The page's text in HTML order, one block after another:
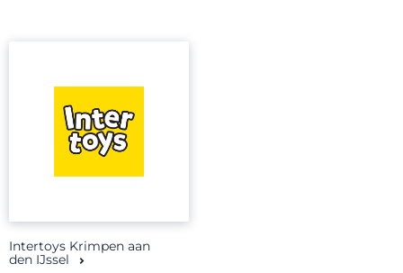
Intertoys Krimpen aan
den IJssel